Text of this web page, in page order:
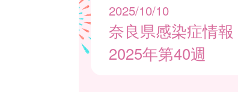
2025/10/10
奈良県感染症情報
2025年第40週